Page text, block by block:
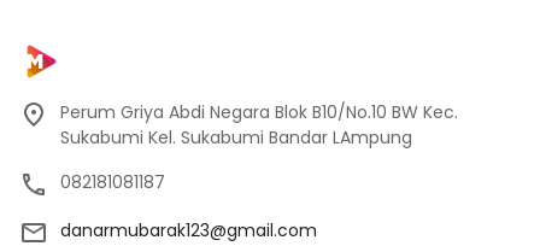
Perum Griya Abdi Negara Blok B10/No.10 BW Kec.
Sukabumi Kel. Sukabumi Bandar LAmpung
082181081187
danarmubarak123@gmail.com